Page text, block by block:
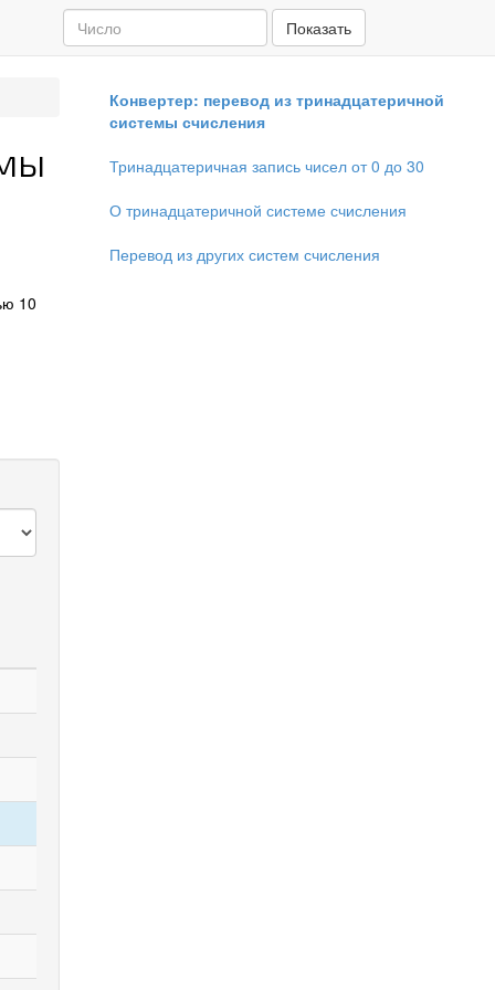
Показать
10
Конвертер: перевод из тринадцатеричной
системы счисления
Тринадцатеричная запись чисел от 0 до 30
О тринадцатеричной системе счисления
Перевод из других систем счисления